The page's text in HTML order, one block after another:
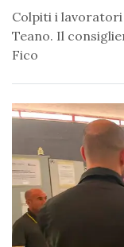
Colpiti i lavoratori
Teano. Il
Fico